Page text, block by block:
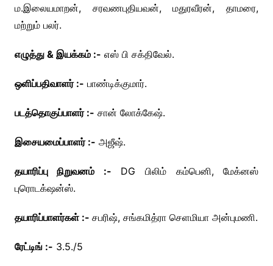
ம.இலையமாறன், சரவணபுதியவன், மதுரவீரன், தாமரை,
மற்றும் பலர்.
எழுத்து & இயக்கம் :- எஸ் பி சக்திவேல்.
ஒளிப்பதிவாளர் :- பாண்டிக்குமார்.
படத்தொகுப்பாளர் :- சான் லோக்கேஷ்.
இசையமைப்பாளர் :- அஜீஷ்.
தயாரிப்பு நிறுவனம் :- DG பிலிம் கம்பெனி, மேக்னஸ்
புரொடக்‌ஷன்ஸ்.
தயாரிப்பாளர்கள் :- சபரிஷ், சங்கமித்ரா செளமியா அன்புமணி.
ரேட்டிங் :- 3.5./5